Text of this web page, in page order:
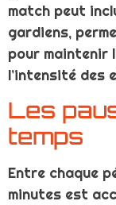
match peut
gardiens,
pour maintenir
l’intensité des
Les
temps
Entre chaque
minutes est